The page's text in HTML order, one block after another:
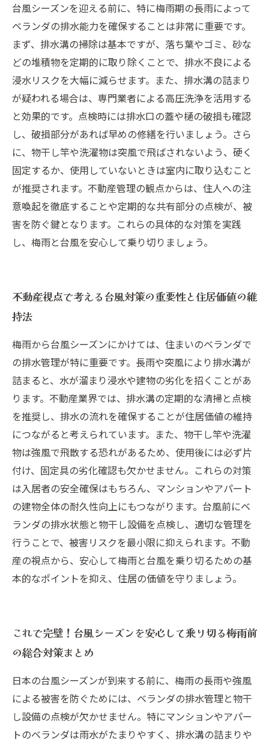
台風シーズンを迎える前に、特に梅雨期の長雨によって
ベランダの排水能力を確保することは非常に重要です。
まず、排水溝の掃除は基本ですが、落ち葉やゴミ、砂な
どの堆積物を定期的に取り除くことで、排水不良による
浸水リスクを大幅に減らせます。また、排水溝の詰まり
が疑われる場合は、専門業者による高圧洗浄を活用する
と効果的です。点検時には排水口の蓋や樋の破損も確認
し、破損部分があれば早めの修繕を行いましょう。さら
に、物干し竿や洗濯物は突風で飛ばされないよう、硬く
固定するか、使用していないときは室内に取り込むこと
が推奨されます。不動産管理の観点からは、住人への注
意喚起を徹底することや定期的な共有部分の点検が、被
害を防ぐ鍵となります。これらの具体的な対策を実践
し、梅雨と台風を安心して乗り切りましょう。
不動産視点で考える台風対策の重要性と住居価値の維
持法
梅雨から台風シーズンにかけては、住まいのベランダで
の排水管理が特に重要です。長雨や突風により排水溝が
詰まると、水が溜まり浸水や建物の劣化を招くことがあ
ります。不動産業界では、排水溝の定期的な清掃と点検
を推奨し、排水の流れを確保することが住居価値の維持
につながると考えられています。また、物干し竿や洗濯
物は強風で飛散する恐れがあるため、使用後には必ず片
付け、固定具の劣化確認も欠かせません。これらの対策
は入居者の安全確保はもちろん、マンションやアパート
の建物全体の耐久性向上にもつながります。台風前にベ
ランダの排水状態と物干し設備を点検し、適切な管理を
行うことで、被害リスクを最小限に抑えられます。不動
産の視点から、安心して梅雨と台風を乗り切るための基
本的なポイントを抑え、住居の価値を守りましょう。
これで完璧！台風シーズンを安心して乗り切る梅雨前
の総合対策まとめ
日本の台風シーズンが到来する前に、梅雨の長雨や強風
による被害を防ぐためには、ベランダの排水管理と物干
し設備の点検が欠かせません。特にマンションやアパー
トのベランダは雨水がたまりやすく、排水溝の詰まりや